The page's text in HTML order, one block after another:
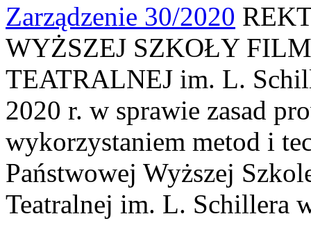
Zarządzenie 30/2020
WYŻSZEJ SZKOŁY
TEATRALNEJ im. L.
2020 r. w sprawie zasad
wykorzystaniem metod i
Państwowej Wyższej
Teatralnej im. L. Schillera